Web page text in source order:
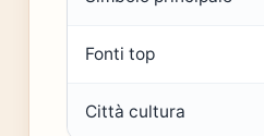
Fonti top
Città cultura